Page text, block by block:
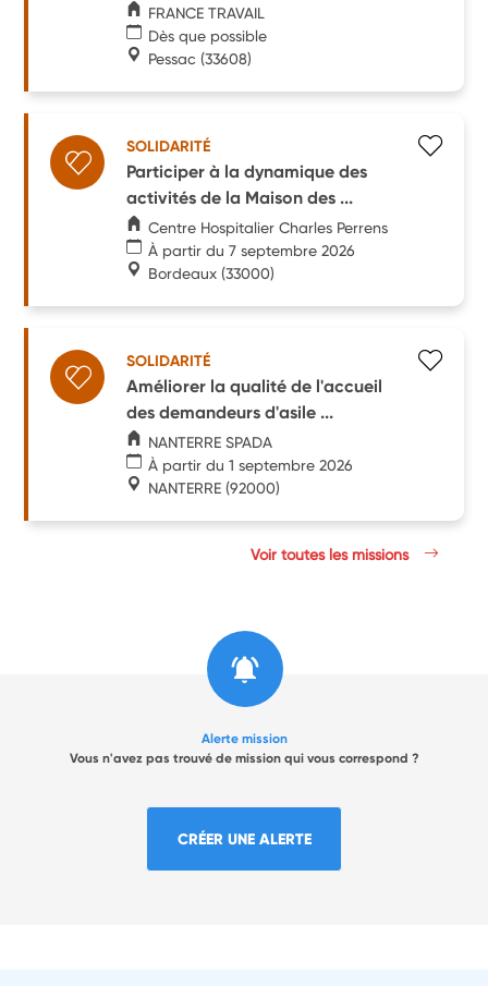
FRANCE TRAVAIL
Dès que possible
Pessac (33608)
SOLIDARITÉ
Participer à la dynamique des
activités de la Maison des ...
Centre Hospitalier Charles Perrens
À partir du 7 septembre 2026
Bordeaux (33000)
SOLIDARITÉ
Améliorer la qualité de l'accueil
des demandeurs d'asile ...
NANTERRE SPADA
À partir du 1 septembre 2026
NANTERRE (92000)
Voir toutes les missions
Alerte mission
Vous n'avez pas trouvé de mission qui vous correspond ?
CRÉER UNE ALERTE